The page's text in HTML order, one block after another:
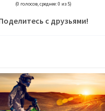
(0 голосов, среднее: 0 из 5)
с друзьями!